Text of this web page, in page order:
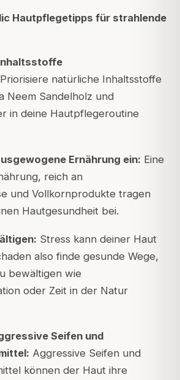
Hautpflegetipps für strahlende
Priorisiere natürliche Inhaltsstoffe
NeemSandelholz und
in deine Hautpflegeroutine
Ernährung ein: Eine
reich an
und Vollkornprodukte tragen
Hautgesundheit bei.
Stress kann deiner Haut
also finde gesunde Wege,
bewältigenwie
oder Zeit in der Natur
Seifen und
Aggressive Seifen und
können der Haut ihre